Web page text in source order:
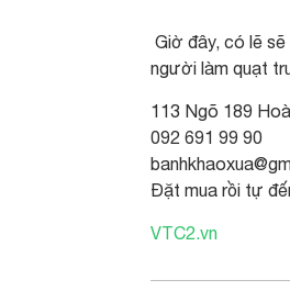
Giờ đây, có lẽ
người làm quạt
113 Ngõ 189
092 691 99 90
Đặt mua rồi tự
VTC2.vn